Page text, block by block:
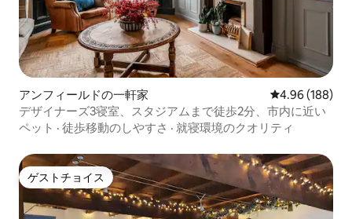
アンフィールドの一軒家 レビュー188
4.96 (188)
デザイナーズ3寝室、スタジアムまで徒歩2分、市内に近い
ペット · 徒歩移動のしやすさ · 就寝環境のクオリティ
ゲストチョイス
ゲストチョイス